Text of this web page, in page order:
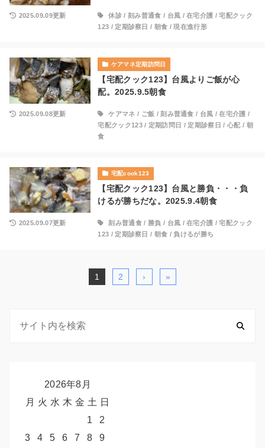
2025.09.09更新 休診 / 刻み普通食 / 台風 /在宅介護 /宅配クック
123 / 定期診察日 / 朝食 /現在進行形
ケアマネ定期訪問日
【宅配クック123】台風よりご飯が心
配。2025.9.5朝食
2025.09.08更新 ケアマネ / ご飯 /刻み普通食 / 台風 /在宅介護 /
宅配クック123/ 定期訪問日 / 定期診察日 / 心配 / 朝
食
宅配cook123
【宅配クック123】台風と勝負・・・負
けるが勝ちだな。2025.9.4朝食
2025.09.07更新 刻み普通食/ 勝負 / 台風 /在宅介護 /宅配クック
123 / 定期診察日 / 朝食 /負けるが勝ち
1 2 › »
2026年8月
月 火 水 木 金 土 日
1
2
3
4 5 6 7 8 9